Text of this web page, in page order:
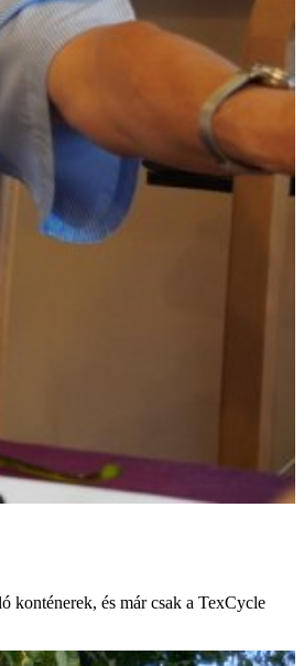
konténerek, és már csak a TexCycle